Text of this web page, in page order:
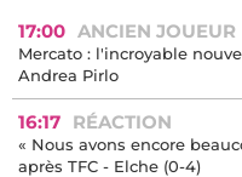
17:00 ANCIEN JOUEUR
Mercato : l'incroyable
Andrea Pirlo
16:17 RÉACTION
« Nous avons encore
après TFC - Elche (0-4)